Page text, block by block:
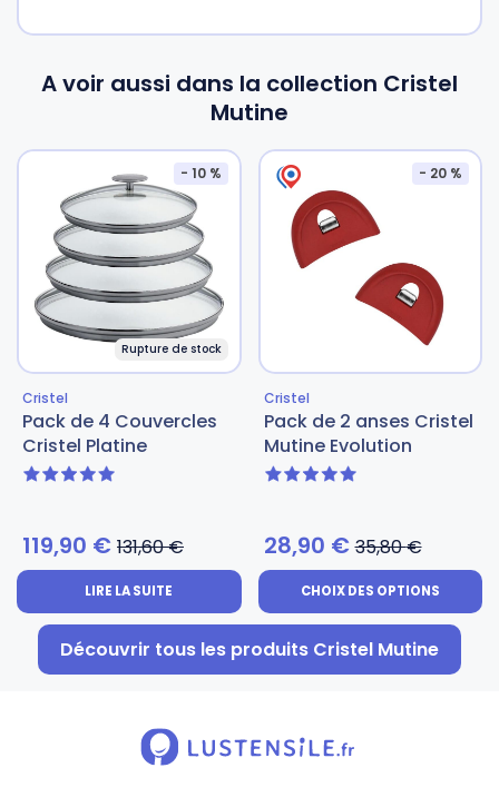
A voir aussi dans la collection Cristel
Mutine
- 10 %
Rupture de stock
Cristel
Pack de 4 Couvercles
Cristel Platine
119,90 € 131,60€
LIRE LA SUITE
- 20 %
Cristel
Pack de 2 anses Cristel
Mutine Evolution
28,90 € 35,80€
CHOIX DES OPTIONS
Découvrir tous les produits Cristel Mutine